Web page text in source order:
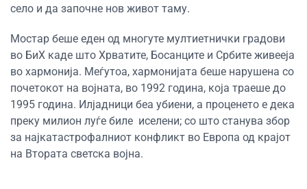
село и да започне нов живот таму.
Мостар беше еден од многуте мултиетнички градови
во БиХ каде што Хрватите, Босанците и Србите живееја
во хармонија. Меѓутоа, хармонијата беше нарушена со
почетокот на војната, во 1992 година, која траеше до
1995 година. Илјадници беа убиени, а проценето е дека
преку милион луѓе биле иселени; со што станува збор
за најкатастрофалниот конфликт во Европа од крајот
на Втората светска војна.